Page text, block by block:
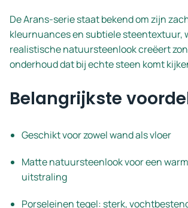
De Arans-serie staat bekend om zijn
kleurnuances en subtiele steentextuur,
realistische natuursteenlook creëert
onderhoud dat bij echte steen komt
Belangrijkste
Geschikt voor zowel wand als vloer
Matte natuursteenlook voor een
uitstraling
Porseleinen tegel: sterk,